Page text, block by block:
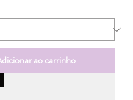
ao carrinho